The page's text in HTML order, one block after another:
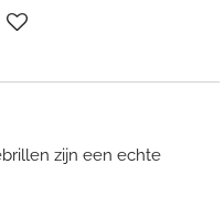
zijn een echte